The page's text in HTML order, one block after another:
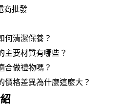
商批發
何清潔保養？
主要材質有哪些？
合做禮物嗎？
價格差異為什麼這麼大？